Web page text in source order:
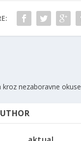
nezaboravne